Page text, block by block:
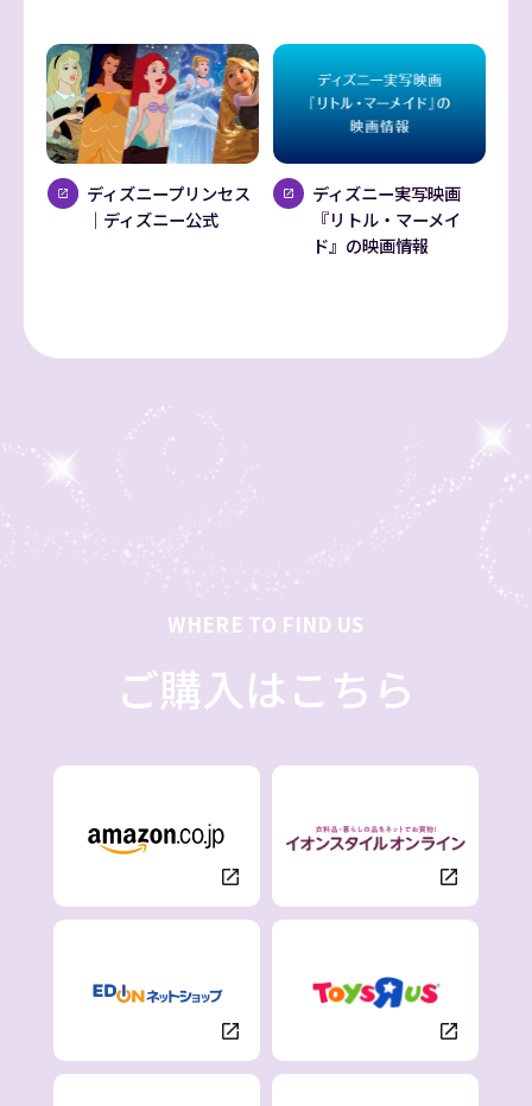
ディズニープリンセス
｜ディズニー公式
ディズニー実写映画
『リトル・マーメイ
ド』の映画情報
WHERE TO FIND US
ご購入はこちら